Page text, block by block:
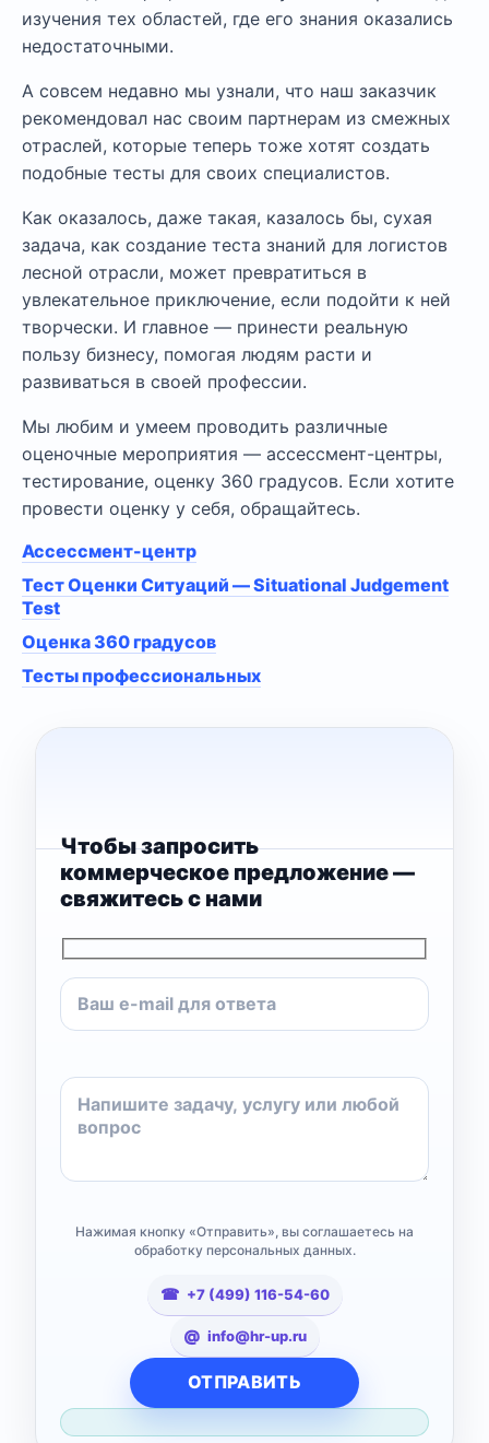
изучения тех областей, где его знания оказались
недостаточными.
А совсем недавно мы узнали, что наш заказчик
рекомендовал нас своим партнерам из смежных
отраслей, которые теперь тоже хотят создать
подобные тесты для своих специалистов.
Как оказалось, даже такая, казалось бы, сухая
задача, как создание теста знаний для логистов
лесной отрасли, может превратиться в
увлекательное приключение, если подойти к ней
творчески. И главное — принести реальную
пользу бизнесу, помогая людям расти и
развиваться в своей профессии.
Мы любим и умеем проводить различные
оценочные мероприятия — ассессмент-центры,
тестирование, оценку 360 градусов. Если хотите
провести оценку у себя, обращайтесь.
Ассессмент-центр
Тест Оценки Ситуаций — Situational Judgement
Test
Оценка 360 градусов
Тесты профессиональных
Чтобы запросить
коммерческое предложение —
свяжитесь с нами
Нажимая кнопку «Отправить», вы соглашаетесь на
обработку персональных данных.
+7 (499) 116-54-60
info@hr-up.ru